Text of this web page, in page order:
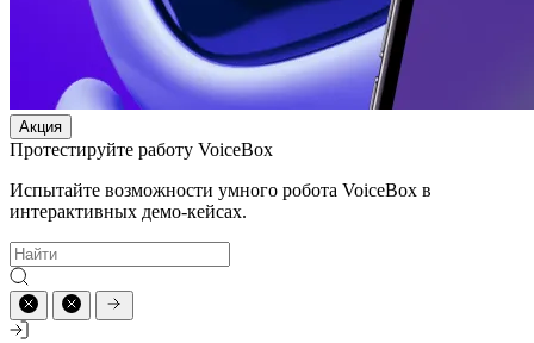
Акция
Протестируйте работу VoiceBox
Испытайте возможности умного робота VoiceBox в
интерактивных демо-кейсах.